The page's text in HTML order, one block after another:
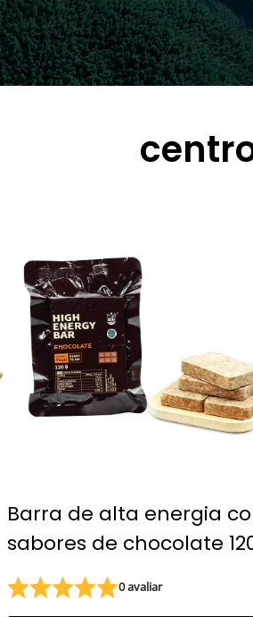
Barra de alta energia
sabores de chocolate
ração alimentar de
emergência, barra de
0 avaliar